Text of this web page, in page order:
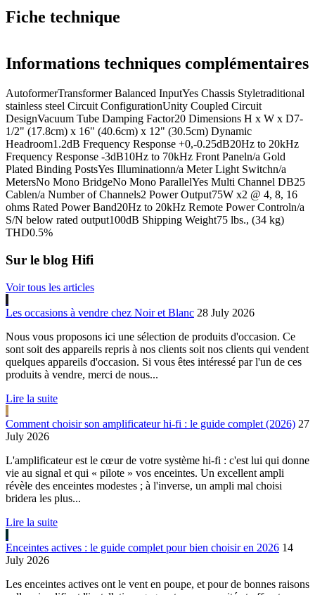
Fiche technique
Informations techniques complémentaires
AutoformerTransformer Balanced InputYes Chassis Styletraditional
stainless steel Circuit ConfigurationUnity Coupled Circuit
DesignVacuum Tube Damping Factor20 Dimensions H x W x D7-
1/2" (17.8cm) x 16" (40.6cm) x 12" (30.5cm) Dynamic
Headroom1.2dB Frequency Response +0,-0.25dB20Hz to 20kHz
Frequency Response -3dB10Hz to 70kHz Front Paneln/a Gold
Plated Binding PostsYes Illuminationn/a Meter Light Switchn/a
MetersNo Mono BridgeNo Mono ParallelYes Multi Channel DB25
Cablen/a Number of Channels2 Power Output75W x2 @ 4, 8, 16
ohms Rated Power Band20Hz to 20kHz Remote Power Controln/a
S/N below rated output100dB Shipping Weight75 lbs., (34 kg)
THD0.5%
Sur le blog Hifi
Voir tous les articles
Les occasions à vendre chez Noir et Blanc 28 July 2026
Nous vous proposons ici une sélection de produits d'occasion. Ce
sont soit des appareils repris à nos clients soit nos clients qui vendent
quelques appareils d'occasion. Si vous êtes intéressé par l'un de ces
produits à vendre, merci de nous...
Lire la suite
Comment choisir son amplificateur hi-fi : le guide complet (2026) 27
July 2026
L'amplificateur est le cœur de votre système hi-fi : c'est lui qui donne
vie au signal et qui « pilote » vos enceintes. Un excellent ampli
révèle des enceintes modestes ; à l'inverse, un ampli mal choisi
bridera les plus...
Lire la suite
Enceintes actives : le guide complet pour bien choisir en 2026 14
July 2026
Les enceintes actives ont le vent en poupe, et pour de bonnes raisons